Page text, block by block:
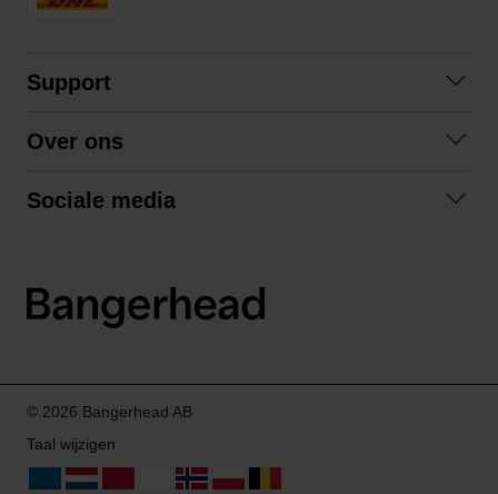
Support
Retourneren
Over ons
Sociale media
LinkedIn
© 2026 Bangerhead AB
Taal wijzigen